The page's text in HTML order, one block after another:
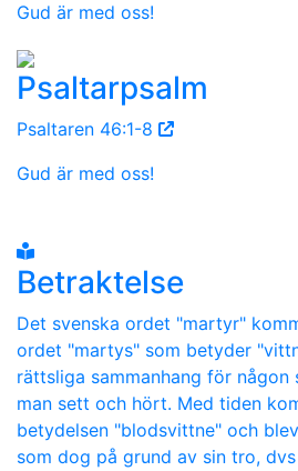
Gud är med oss!
Psaltarpsalm
Psaltaren 46:1-8
Gud är med oss!
Betraktelse
Det svenska ordet "martyr"
ordet "martys" som betyder
rättsliga sammanhang för
man sett och hört. Med tiden
betydelsen "blodsvittne" och
som dog på grund av sin tro,